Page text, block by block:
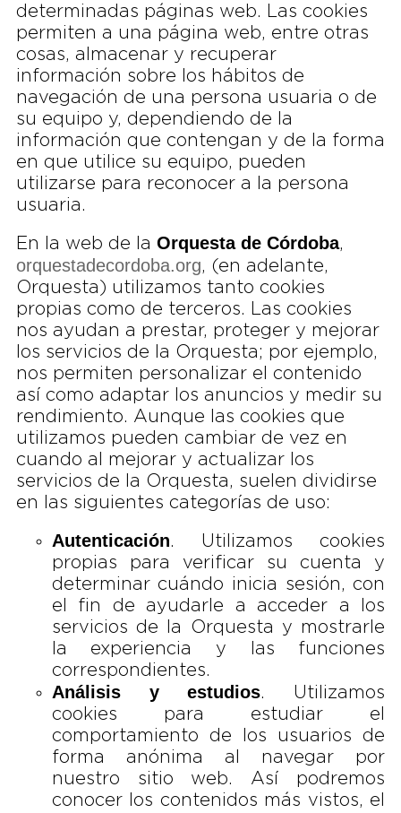
determinadas páginas web. Las cookies
permiten a una página web, entre otras
cosas, almacenar y recuperar
información sobre los hábitos de
navegación de una persona usuaria o de
su equipo y, dependiendo de la
información que contengan y de la forma
en que utilice su equipo, pueden
utilizarse para reconocer a la persona
usuaria.
En la web de la Orquesta de Córdoba,
orquestadecordoba.org, (en adelante,
Orquesta) utilizamos tanto cookies
propias como de terceros. Las cookies
nos ayudan a prestar, proteger y mejorar
los servicios de la Orquesta; por ejemplo,
nos permiten personalizar el contenido
así como adaptar los anuncios y medir su
rendimiento. Aunque las cookies que
utilizamos pueden cambiar de vez en
cuando al mejorar y actualizar los
servicios de la Orquesta, suelen dividirse
en las siguientes categorías de uso:
Autenticación. Utilizamos cookies
propias para verificar su cuenta y
determinar cuándo inicia sesión, con
el fin de ayudarle a acceder a los
servicios de la Orquesta y mostrarle
la experiencia y las funciones
correspondientes.
Análisis y estudios. Utilizamos
cookies para estudiar el
comportamiento de los usuarios de
forma anónima al navegar por
nuestro sitio web. Así podremos
conocer los contenidos más vistos, el